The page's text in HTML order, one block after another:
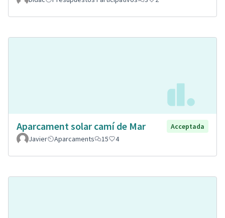
Aparcament solar camí de Mar
Acceptada
Javier
Aparcaments 15 4